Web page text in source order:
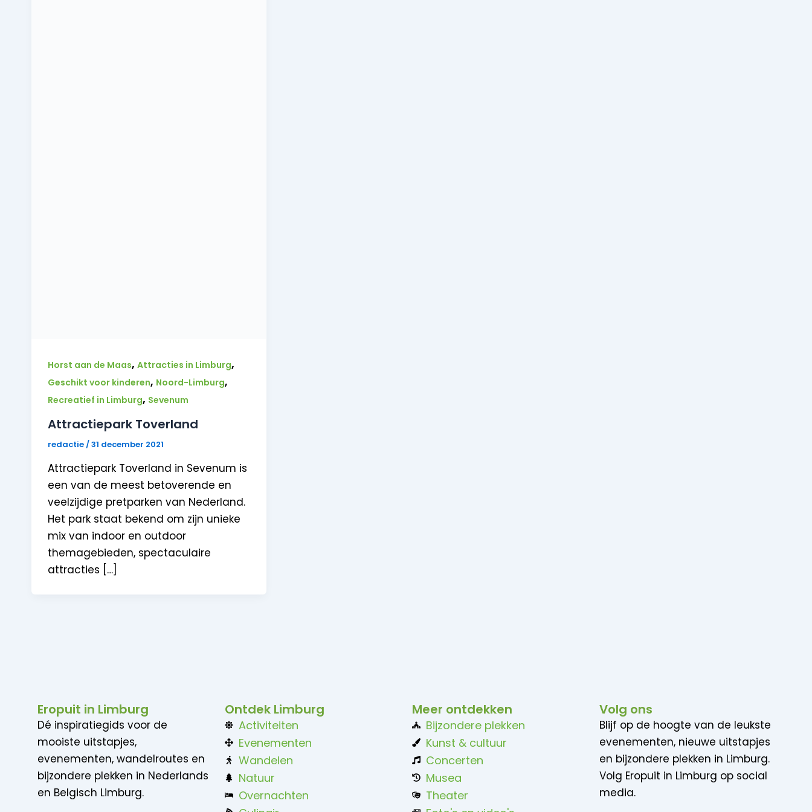
Horst aan de Maas, Attracties in Limburg,
Geschikt voor kinderen, Noord-Limburg,
Recreatief in Limburg, Sevenum
Attractiepark Toverland
redactie/31 december 2021
Attractiepark Toverland in Sevenum is
een van de meest betoverende en
veelzijdige pretparken van Nederland.
Het park staat bekend om zijn unieke
mix van indoor en outdoor
themagebieden, spectaculaire
attracties […]
Eropuit in Limburg
Dé inspiratiegids voor de
mooiste uitstapjes,
evenementen, wandelroutes en
bijzondere plekken in Nederlands
en Belgisch Limburg.
Ontdek Limburg
Activiteiten
Evenementen
Wandelen
Natuur
Overnachten
Meer ontdekken
Bijzondere plekken
Kunst & cultuur
Concerten
Musea
Theater
Volg ons
Blijf op de hoogte van de leukste
evenementen, nieuwe uitstapjes
en bijzondere plekken in Limburg.
Volg Eropuit in Limburg op social
media.